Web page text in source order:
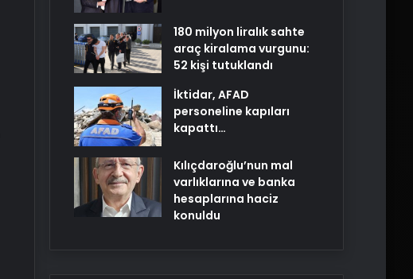
180 milyon liralık sahte
araç kiralama vurgunu:
52 kişi tutuklandı
İktidar, AFAD
personeline kapıları
kapattı…
Kılıçdaroğlu’nun mal
varlıklarına ve banka
hesaplarına haciz
konuldu